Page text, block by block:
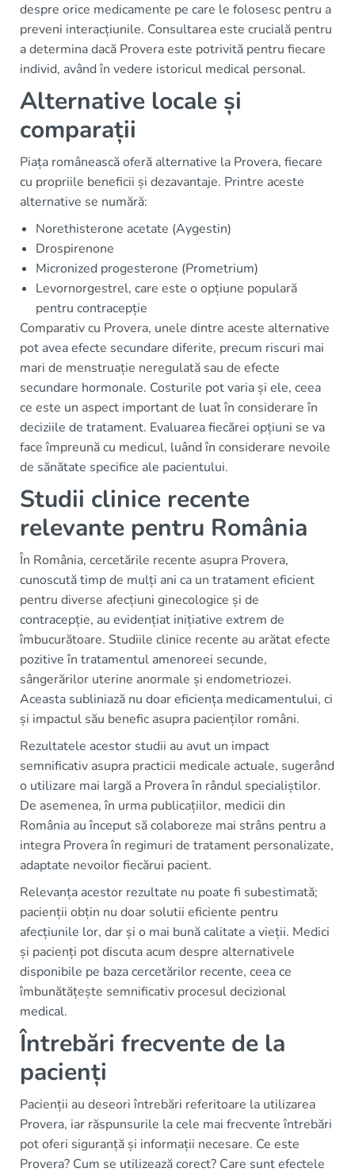
despre orice medicamente pe care le folosesc pentru a
preveni interacțiunile. Consultarea este crucială pentru
a determina dacă Provera este potrivită pentru fiecare
individ, având în vedere istoricul medical personal.
Alternative locale și
comparații
Piața românească oferă alternative la Provera, fiecare
cu propriile beneficii și dezavantaje. Printre aceste
alternative se numără:
Norethisterone acetate (Aygestin)
Drospirenone
Micronized progesterone (Prometrium)
Levornorgestrel, care este o opțiune populară
pentru contracepție
Comparativ cu Provera, unele dintre aceste alternative
pot avea efecte secundare diferite, precum riscuri mai
mari de menstruație neregulată sau de efecte
secundare hormonale. Costurile pot varia și ele, ceea
ce este un aspect important de luat în considerare în
deciziile de tratament. Evaluarea fiecărei opțiuni se va
face împreună cu medicul, luând în considerare nevoile
de sănătate specifice ale pacientului.
Studii clinice recente
relevante pentru România
În România, cercetările recente asupra Provera,
cunoscută timp de mulți ani ca un tratament eficient
pentru diverse afecțiuni ginecologice și de
contracepție, au evidențiat inițiative extrem de
îmbucurătoare. Studiile clinice recente au arătat efecte
pozitive în tratamentul amenoreei secunde,
sângerărilor uterine anormale și endometriozei.
Aceasta subliniază nu doar eficiența medicamentului, ci
și impactul său benefic asupra pacienților români.
Rezultatele acestor studii au avut un impact
semnificativ asupra practicii medicale actuale, sugerând
o utilizare mai largă a Provera în rândul specialiștilor.
De asemenea, în urma publicațiilor, medicii din
România au început să colaboreze mai strâns pentru a
integra Provera în regimuri de tratament personalizate,
adaptate nevoilor fiecărui pacient.
Relevanța acestor rezultate nu poate fi subestimată;
pacienții obțin nu doar solutii eficiente pentru
afecțiunile lor, dar și o mai bună calitate a vieții. Medici
și pacienți pot discuta acum despre alternativele
disponibile pe baza cercetărilor recente, ceea ce
îmbunătățește semnificativ procesul decizional
medical.
Întrebări frecvente de la
pacienți
Pacienții au deseori întrebări referitoare la utilizarea
Provera, iar răspunsurile la cele mai frecvente întrebări
pot oferi siguranță și informații necesare. Ce este
Provera? Cum se utilizează corect? Care sunt efectele